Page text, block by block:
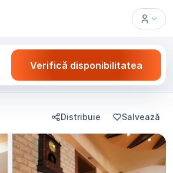
Verifică disponibilitatea
Distribuie Salvează